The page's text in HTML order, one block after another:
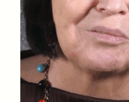
page
produit